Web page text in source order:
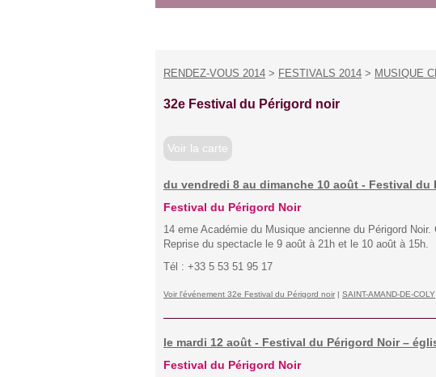
RENDEZ-VOUS 2014 > FESTIVALS 2014 > MUSIQUE
32e Festival du Périgord noir
Voir la carte
du vendredi 8 au dimanche 10 août - Festival du
Festival du Périgord Noir
14 eme Académie du Musique ancienne du Périgord
Reprise du spectacle le 9 août à 21h et le 10 août à 15h.
Tél : +33 5 53 51 95 17
Voir l'événement 32e Festival du Périgord noir | SAINT-AMAND-DE-COLY
le mardi 12 août - Festival du Périgord Noir –
Festival du Périgord Noir